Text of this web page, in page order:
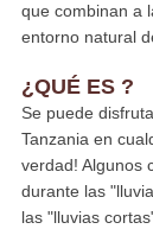
que combinan a
entorno natural
¿QUÉ ES ?
Se puede
Tanzania en
verdad! Algunos
durante las
las "lluvias